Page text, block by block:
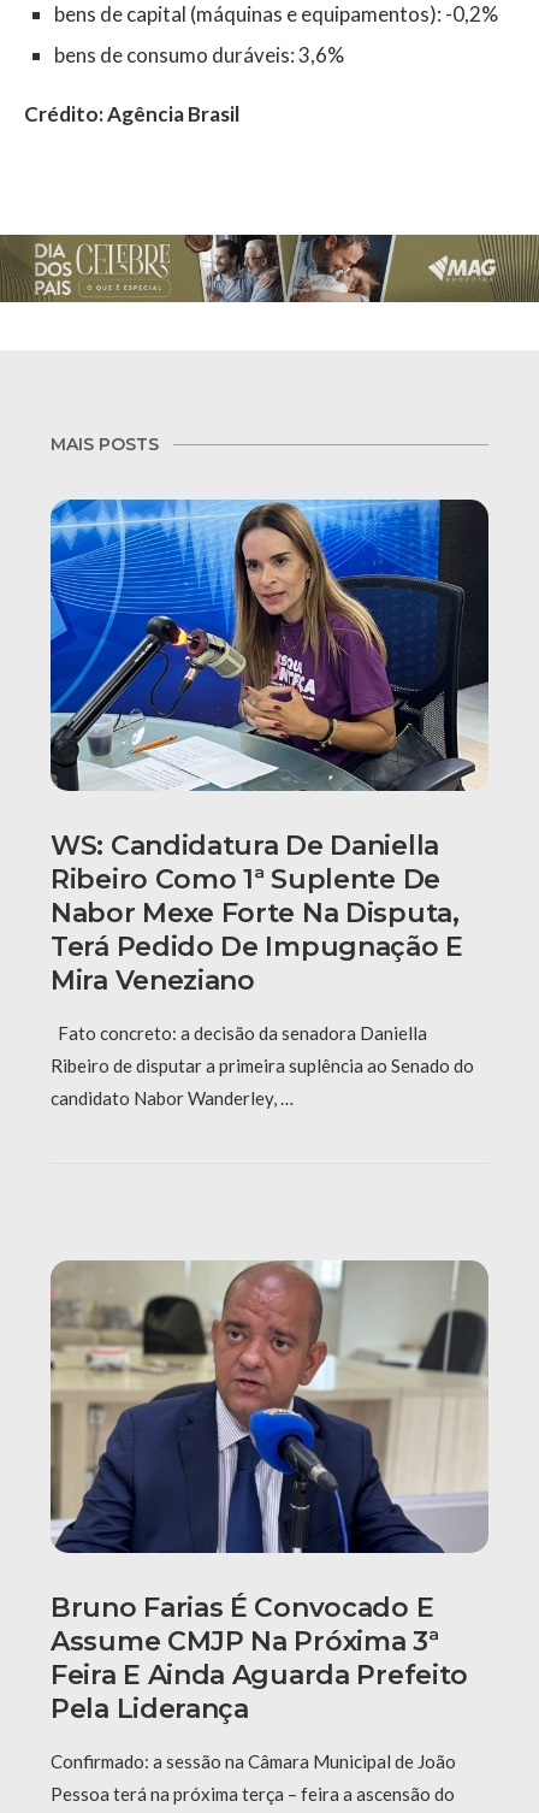
bens de capital (máquinas e equipamentos): -0,2%
bens de consumo duráveis: 3,6%
Crédito: Agência Brasil
MAIS POSTS
WS: Candidatura De Daniella
Ribeiro Como 1ª Suplente De
Nabor Mexe Forte Na Disputa,
Terá Pedido De Impugnação E
Mira Veneziano
Fato concreto: a decisão da senadora Daniella
Ribeiro de disputar a primeira suplência ao Senado do
candidato Nabor Wanderley, …
Bruno Farias É Convocado E
Assume CMJP Na Próxima 3ª
Feira E Ainda Aguarda Prefeito
Pela Liderança
Confirmado: a sessão na Câmara Municipal de João
Pessoa terá na próxima terça – feira a ascensão do